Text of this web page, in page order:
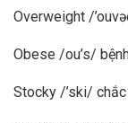
Overweight /
Obese /ou’s/
Stocky /’ski/